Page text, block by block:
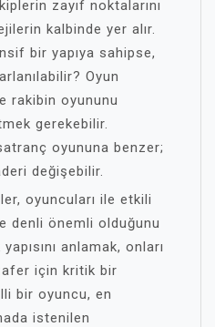
zayıf noktalarını
kalbinde yer alır.
bir yapıya sahipse,
Oyun
rakibin oyununu
gerekebilir.
oyununa benzer;
değişebilir.
oyuncuları ile etkili
denli önemli olduğunu
anlamak, onları
için kritik bir
bir oyuncu, en
istenilen